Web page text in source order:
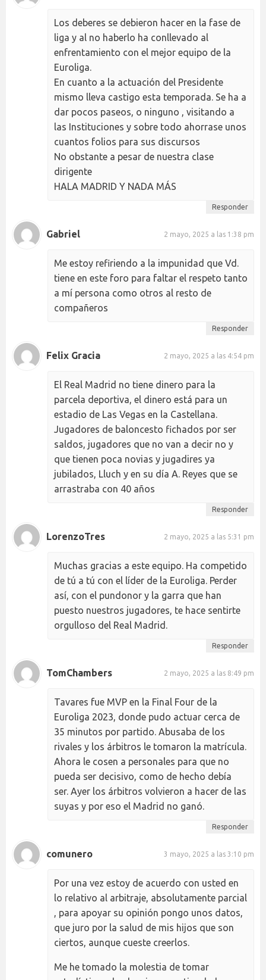
Los deberes se debieron hacer en la fase de
liga y al no haberlo ha conllevado al
enfrentamiento con el mejor equipo de la
Euroliga.
En cuanto a la actuación del Presidente
mismo lleva castigo esta temporada. Se ha a
dar pocos paseos, o ninguno , visitando a
las Instituciones y sobre todo ahorrase unos
cuantos folios para sus discursos
No obstante a pesar de nuestra clase
dirigente
HALA MADRID Y NADA MÁS
Responder
Gabriel 2 mayo, 2025 a las 1:38 pm
Me estoy refiriendo a la impunidad que Vd.
tiene en este foro para faltar el respeto tanto
a mí persona como otros al resto de
compañeros
Responder
Felix Gracia 2 mayo, 2025 a las 4:54 pm
El Real Madrid no tiene dinero para la
parcela deportiva, el dinero está para un
estadio de Las Vegas en la Castellana.
Jugadores de baloncesto fichados por ser
saldos, jugadores que no van a decir no y
que tienen poca novias y jugadires ya
jubilados, Lluch y en su día A. Reyes que se
arrastraba con 40 años
Responder
LorenzoTres 2 mayo, 2025 a las 5:31 pm
Muchas gracias a este equipo. Ha competido
de tú a tú con el líder de la Euroliga. Perder
así, con el pundonor y la garra que han
puesto nuestros jugadores, te hace sentirte
orgulloso del Real Madrid.
Responder
TomChambers 2 mayo, 2025 a las 8:49 pm
Tavares fue MVP en la Final Four de la
Euroliga 2023, donde pudo actuar cerca de
35 minutos por partido. Abusaba de los
rivales y los árbitros le tomaron la matrícula.
Ahora le cosen a personales para que no
pueda ser decisivo, como de hecho debía
ser. Ayer los árbitros volvieron a hacer de las
suyas y por eso el Madrid no ganó.
Responder
comunero 3 mayo, 2025 a las 3:10 pm
Por una vez estoy de acuerdo con usted en
lo relativo al arbitraje, absolutamente parcial
, para apoyar su opinión pongo unos datos,
que juro por la salud de mis hijos que son
ciertos, aunque cueste creerlos.
Me he tomado la molestia de tomar